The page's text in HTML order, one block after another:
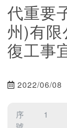
代重要
州)有
復工事
2022/06/08
序
1